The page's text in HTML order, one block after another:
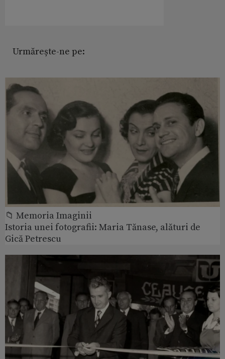
Urmărește-ne pe:
📁 Memoria Imaginii
Istoria unei fotografii: Maria Tănase, alături de
Gică Petrescu